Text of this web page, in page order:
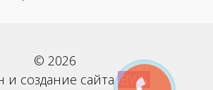
© 2026
и создание сайтаBWS